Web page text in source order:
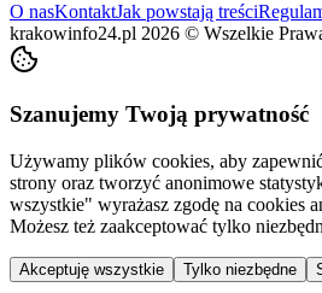
O nasKontaktJak powstają treści
krakowinfo24.pl 2026 © Wszelkie
Szanujemy Twoją prywatność
Używamy plików cookies, aby
strony oraz tworzyć anonimowe
wszystkie" wyrażasz zgodę na cookies
Możesz też zaakceptować tylko
Akceptuję wszystkie Tylko niezbędne